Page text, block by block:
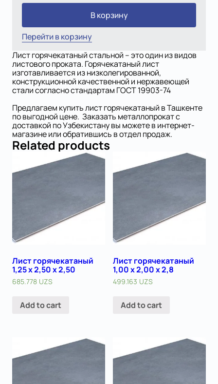
В корзину
Перейти в корзину
Лист горячекатаный стальной – это один из видов
листового проката. Горячекатаный лист
изготавливается из низколегированной,
конструкционной качественной и нержавеющей
стали согласно стандартам ГОСТ 19903-74
Предлагаем купить лист горячекатаный в Ташкенте
по выгодной цене. Заказать металлопрокат с
доставкой по Узбекистану вы можете в интернет-
магазине или обратившись в отдел продаж.
Related products
Лист горячекатаный
1,25 х 2,50 х 2,50
685.778 UZS
Add to cart
Лист горячекатаный
1,00 х 2,00 х 2,8
499.163 UZS
Add to cart